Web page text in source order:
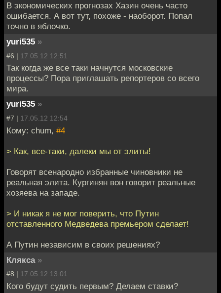
В экономических прогнозах Хазин очень часто
ошибается. А вот тут, похоже - наоборот. Попал
точно в яблочко.
yuri535 »
#6 | 17.05.12 12:51
Так когда же все таки начнутся московские
процессы? Пора приглашать репортеров со всего
мира.
yuri535 »
#7 | 17.05.12 12:54
Кому: chum, #4
> Как, все-таки, далеки мы от элиты!
Говорят всенародно избранные чиновники не
реальная элита. Кургинян вон говорит реальные
хозяева на западе.
> И никак я не мог поверить, что Путин
отставленного Медведева премьером сделает!
А Путин независим в своих решениях?
Клякса »
#8 | 17.05.12 13:01
Кого будут судить первым? Делаем ставки?